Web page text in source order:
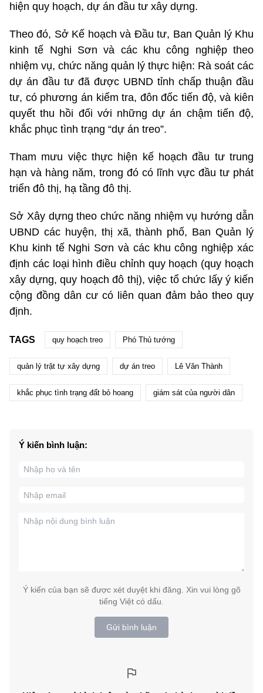
hiện quy hoạch, dự án đầu tư xây dựng.
Theo đó, Sở Kế hoạch và Đầu tư, Ban Quản lý Khu
kinh tế Nghi Sơn và các khu công nghiệp theo
nhiệm vụ, chức năng quản lý thực hiện: Rà soát các
dự án đầu tư đã được UBND tỉnh chấp thuận đầu
tư, có phương án kiểm tra, đôn đốc tiến độ, và kiên
quyết thu hồi đối với những dự án chậm tiến độ,
khắc phục tình trạng “dự án treo”.
Tham mưu việc thực hiện kế hoạch đầu tư trung
hạn và hàng năm, trong đó có lĩnh vực đầu tư phát
triển đô thị, hạ tầng đô thị.
Sở Xây dựng theo chức năng nhiệm vụ hướng dẫn
UBND các huyện, thị xã, thành phố, Ban Quản lý
Khu kinh tế Nghi Sơn và các khu công nghiệp xác
định các loại hình điều chỉnh quy hoạch (quy hoạch
xây dựng, quy hoạch đô thị), việc tổ chức lấy ý kiến
cộng đồng dân cư có liên quan đảm bảo theo quy
định.
TAGS quy hoạch treo Phó Thủ tướng
quản lý trật tự xây dựng dự án treo Lê Văn Thành
khắc phục tình trạng đất bỏ hoang giám sát của người dân
Ý kiến bình luận:
Ý kiến của bạn sẽ được xét duyệt khi đăng. Xin vui lòng gõ
tiếng Việt có dấu.
Gửi bình luận